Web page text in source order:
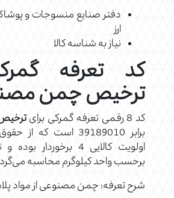
دفتر صنایع منسوجات و
ارز
نیاز به شناسه کالا
کد تعرفه
ترخیص چمن
کد 8 رقمی تعرفه گمرکی برای
اولویت کالایی 4
برحسب واحد کیلوگرم محاسبه
شرح تعرفه: چمن مصنوعی از مواد